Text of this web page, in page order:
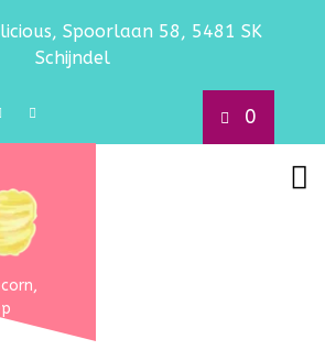
Spoorlaan 58, 5481 SK
Schijndel
0